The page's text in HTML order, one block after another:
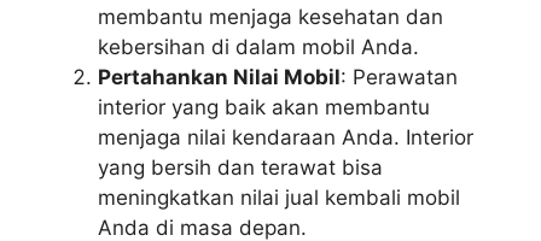
membantu menjaga kesehatan dan
kebersihan di dalam mobil Anda.
Pertahankan Nilai Mobil: Perawatan
interior yang baik akan membantu
menjaga nilai kendaraan Anda. Interior
yang bersih dan terawat bisa
meningkatkan nilai jual kembali mobil
Anda di masa depan.